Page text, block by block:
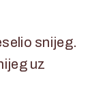
snijeg.
uz